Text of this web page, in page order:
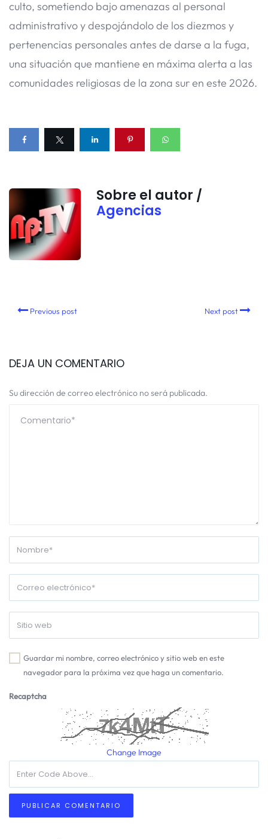
culto, sometiendo bajo amenazas al personal
administrativo y despojándolo de los diezmos y
pertenencias personales antes de darse a la fuga,
una situación que mantiene en máxima alerta a las
comunidades religiosas de la zona sur en este 2026.
Sobre el autor /
Agencias
Previous post Next post
DEJA UN COMENTARIO
Su dirección de correo electrónico no será publicada.
Guardar mi nombre, correo electrónico y sitio web en este
navegador para la próxima vez que haga un comentario.
Recaptcha
Change Image